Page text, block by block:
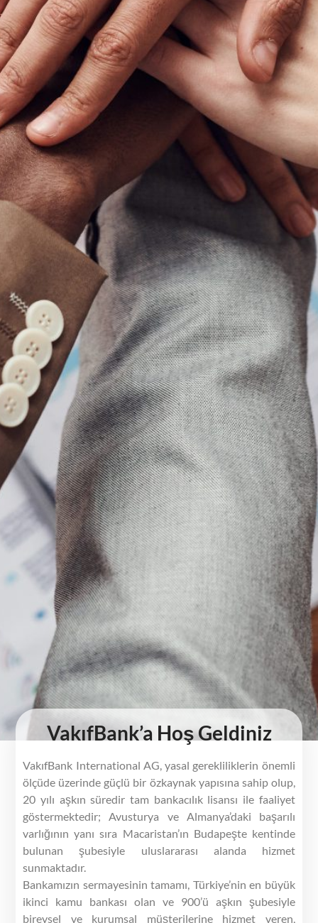
VakıfBank’a Hoş Geldiniz
VakıfBank International AG, yasal gerekliliklerin önemli
ölçüde üzerinde güçlü bir özkaynak yapısına sahip olup,
20 yılı aşkın süredir tam bankacılık lisansı ile faaliyet
göstermektedir; Avusturya ve Almanya’daki başarılı
varlığının yanı sıra Macaristan’ın Budapeşte kentinde
bulunan şubesiyle uluslararası alanda hizmet
sunmaktadır.
Bankamızın sermayesinin tamamı, Türkiye’nin en büyük
ikinci kamu bankası olan ve 900’ü aşkın şubesiyle
bireysel ve kurumsal müşterilerine hizmet veren,